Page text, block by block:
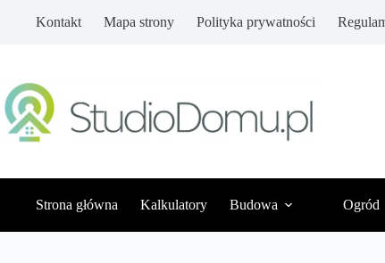
Kontakt Mapa strony Polityka prywatności
Strona główna Kalkulatory Budowa Ogród